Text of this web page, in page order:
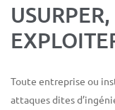
Toute entreprise ou
attaques dites